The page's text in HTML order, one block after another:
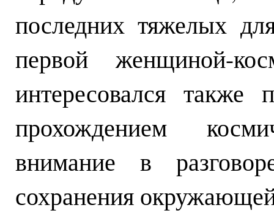
последних тяжелых
первой женщиной-
интересовался также
прохождением
внимание в
сохранения